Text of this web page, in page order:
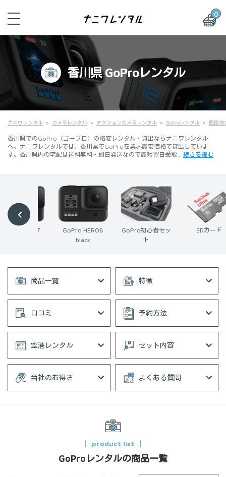
0
香川県 GoProレンタル
ナニワレンタル カメラレンタル アクションカメラレンタル GoProレンタル 四国地
香川県でのGoPro（ゴープロ）の格安レンタル・貸出ならナニワレンタル
へ。ナニワレンタルでは、香川県でGoProを業界最安価格で貸出していま
す。香川県内の宅配は送料無料・即日発送なので最短翌日受取… 続きを読む
GoPro HERO8
GoPro初心者セッ
SDカード
商品一覧 特徴
口コミ 予約方法
空港レンタル セット内容
当社のお得さ よくある質問
product list
GoProレンタルの商品一覧